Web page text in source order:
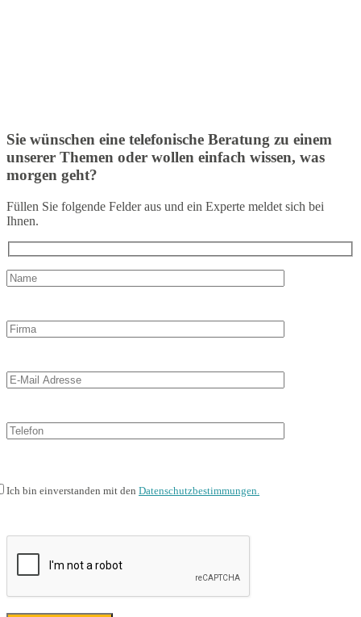
Sie wünschen eine telefonische Beratung zu einem
unserer Themen oder wollen einfach wissen, was
morgen geht?
Füllen Sie folgende Felder aus und ein Experte meldet sich bei
Ihnen.
Ich bin einverstanden mit den Datenschutzbestimmungen.